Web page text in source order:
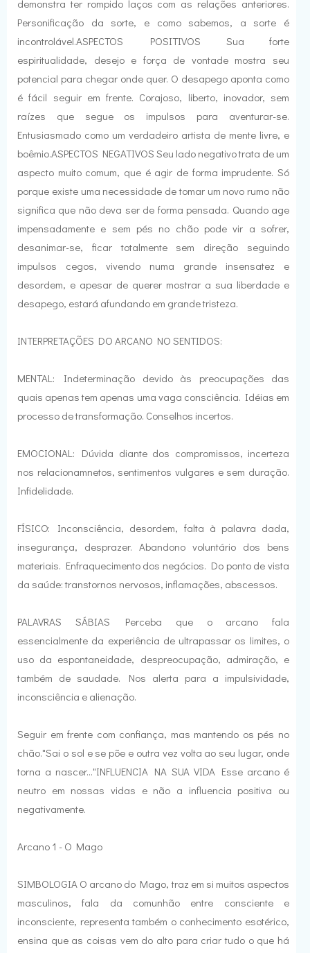
demonstra ter rompido laços com as relações anteriores.
Personificação da sorte, e como sabemos, a sorte é
incontrolável.ASPECTOS POSITIVOS Sua forte
espiritualidade, desejo e força de vontade mostra seu
potencial para chegar onde quer. O desapego aponta como
é fácil seguir em frente. Corajoso, liberto, inovador, sem
raízes que segue os impulsos para aventurar-se.
Entusiasmado como um verdadeiro artista de mente livre, e
boêmio.ASPECTOS NEGATIVOS Seu lado negativo trata de um
aspecto muito comum, que é agir de forma imprudente. Só
porque existe uma necessidade de tomar um novo rumo não
significa que não deva ser de forma pensada. Quando age
impensadamente e sem pés no chão pode vir a sofrer,
desanimar-se, ficar totalmente sem direção seguindo
impulsos cegos, vivendo numa grande insensatez e
desordem, e apesar de querer mostrar a sua liberdade e
desapego, estará afundando em grande tristeza.
INTERPRETAÇÕES DO ARCANO NO SENTIDOS:
MENTAL: Indeterminação devido às preocupações das
quais apenas tem apenas uma vaga consciência. Idéias em
processo de transformação. Conselhos incertos.
EMOCIONAL: Dúvida diante dos compromissos, incerteza
nos relacionamnetos, sentimentos vulgares e sem duração.
Infidelidade.
FÍSICO: Inconsciência, desordem, falta à palavra dada,
insegurança, desprazer. Abandono voluntário dos bens
materiais. Enfraquecimento dos negócios. Do ponto de vista
da saúde: transtornos nervosos, inflamações, abscessos.
PALAVRAS SÁBIAS Perceba que o arcano fala
essencialmente da experiência de ultrapassar os limites, o
uso da espontaneidade, despreocupação, admiração, e
também de saudade. Nos alerta para a impulsividade,
inconsciência e alienação.
Seguir em frente com confiança, mas mantendo os pés no
chão."Sai o sol e se põe e outra vez volta ao seu lugar, onde
torna a nascer..."INFLUENCIA NA SUA VIDA Esse arcano é
neutro em nossas vidas e não a influencia positiva ou
negativamente.
Arcano 1 - O Mago
SIMBOLOGIA O arcano do Mago, traz em si muitos aspectos
masculinos, fala da comunhão entre consciente e
inconsciente, representa também o conhecimento esotérico,
ensina que as coisas vem do alto para criar tudo o que há